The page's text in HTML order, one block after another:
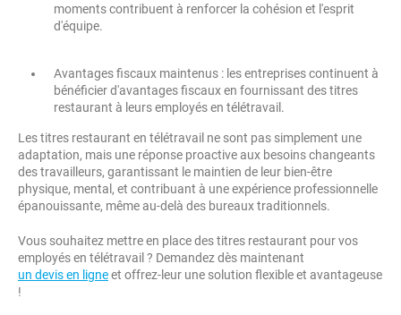
moments contribuent à renforcer la cohésion et l'esprit
d'équipe.
Avantages fiscaux maintenus : les entreprises continuent à
bénéficier d'avantages fiscaux en fournissant des titres
restaurant à leurs employés en télétravail.
Les titres restaurant en télétravail ne sont pas simplement une
adaptation, mais une réponse proactive aux besoins changeants
des travailleurs, garantissant le maintien de leur bien-être
physique, mental, et contribuant à une expérience professionnelle
épanouissante, même au-delà des bureaux traditionnels.
Vous souhaitez mettre en place des titres restaurant pour vos
employés en télétravail ? Demandez dès maintenant
un devis en ligneet offrez-leur une solution flexible et avantageuse
!